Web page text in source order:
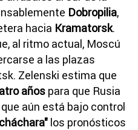
Dobropilia,
hacia Kramatorsk.
al ritmo actual, Moscú
a las plazas
Zelenski estima que
años para que Rusia
aún está bajo control
los pronósticos